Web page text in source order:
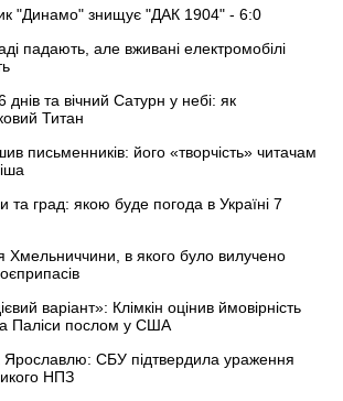
"Динамо" знищує "ДАК 1904" - 6:0
падають, але вживані електромобілі
днів та вічний Сатурн у небі: як
Титан
письменників: його «творчість» читачам
та град: якою буде погода в Україні 7
Хмельниччини, в якого було вилучено
варіант»: Клімкін оцінив ймовірність
Паліси послом у США
СБУ підтвердила ураження
НПЗ